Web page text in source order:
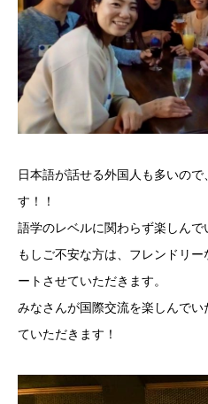
日本語が話せる外国人も多いの
す！！
語学のレベルに関わらず楽しんで
もしご不安な方は、フレンドリ
ートさせていただきます。
みなさんが国際交流を楽しんで
ていただきます！